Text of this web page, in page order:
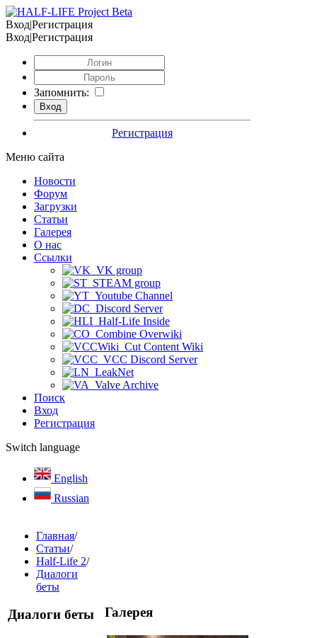
Вход|Регистрация
Вход|Регистрация
Запомнить:
Регистрация
Меню сайта
Новости
Форум
Загрузки
Статьи
Галерея
О нас
Ссылки
VK group
STEAM group
Youtube Channel
Discord Server
Half-Life Inside
Combine Overwiki
Cut Content Wiki
VCC Discord Server
LeakNet
Valve Archive
Поиск
Вход
Регистрация
Switch language
English
Russian
Главная/
Статьи/
Half-Life 2/
Диалоги
беты
Диалоги беты Галерея